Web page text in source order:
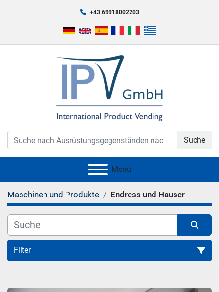
+43 69918002203
Suche
Menü
Maschinen und Produkte Endress und Hauser
Filter